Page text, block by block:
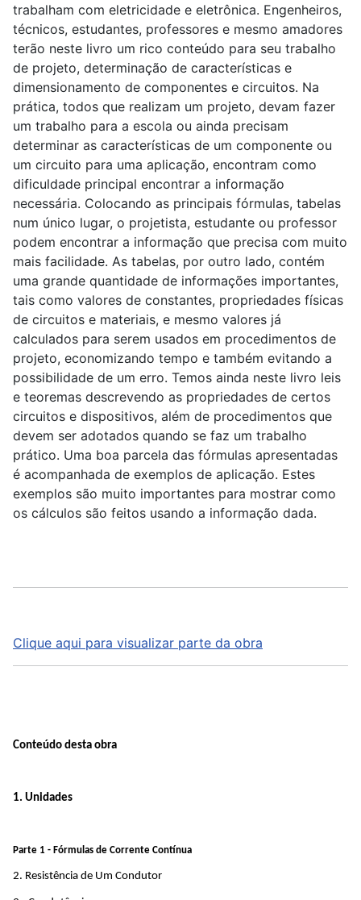
trabalham com eletricidade e eletrônica. Engenheiros,
técnicos, estudantes, professores e mesmo amadores
terão neste livro um rico conteúdo para seu trabalho
de projeto, determinação de características e
dimensionamento de componentes e circuitos. Na
prática, todos que realizam um projeto, devam fazer
um trabalho para a escola ou ainda precisam
determinar as características de um componente ou
um circuito para uma aplicação, encontram como
dificuldade principal encontrar a informação
necessária. Colocando as principais fórmulas, tabelas
num único lugar, o projetista, estudante ou professor
podem encontrar a informação que precisa com muito
mais facilidade. As tabelas, por outro lado, contém
uma grande quantidade de informações importantes,
tais como valores de constantes, propriedades físicas
de circuitos e materiais, e mesmo valores já
calculados para serem usados em procedimentos de
projeto, economizando tempo e também evitando a
possibilidade de um erro. Temos ainda neste livro leis
e teoremas descrevendo as propriedades de certos
circuitos e dispositivos, além de procedimentos que
devem ser adotados quando se faz um trabalho
prático. Uma boa parcela das fórmulas apresentadas
é acompanhada de exemplos de aplicação. Estes
exemplos são muito importantes para mostrar como
os cálculos são feitos usando a informação dada.
Clique aqui para visualizar parte da obra
Conteúdo desta obra
1. Unidades
Parte 1 - Fórmulas de Corrente Contínua
2. Resistência de Um Condutor